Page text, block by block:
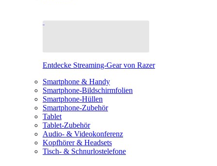
Entdecke Streaming-Gear von Razer
Smartphone & Handy
Smartphone-Bildschirmfolien
Smartphone-Hüllen
Smartphone-Zubehör
Tablet
Tablet-Zubehör
Audio- & Videokonferenz
Kopfhörer & Headsets
Tisch- & Schnurlostelefone